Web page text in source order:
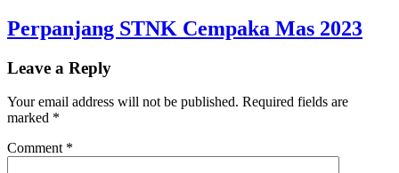
Perpanjang STNK Cempaka Mas 2023
Leave a Reply
Your email address will not be published. Required fields are
marked *
Comment *